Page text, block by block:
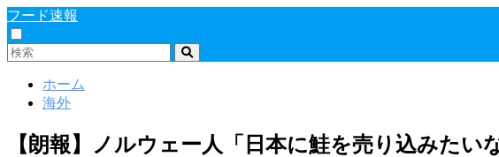
フード速報
ホーム
海外
【朗報】ノルウェー人「日本に鮭を売り込みたい